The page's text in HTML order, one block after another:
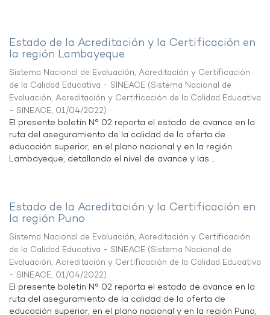
Estado de la Acreditación y la Certificación en
la región Lambayeque
Sistema Nacional de Evaluación, Acreditación y Certificación
de la Calidad Educativa - SINEACE (Sistema Nacional de
Evaluación, Acreditación y Certificación de la Calidad Educativa
- SINEACE, 01/04/2022)
El presente boletín N° 02 reporta el estado de avance en la
ruta del aseguramiento de la calidad de la oferta de
educación superior, en el plano nacional y en la región
Lambayeque, detallando el nivel de avance y las ...
Estado de la Acreditación y la Certificación en
la región Puno
Sistema Nacional de Evaluación, Acreditación y Certificación
de la Calidad Educativa - SINEACE (Sistema Nacional de
Evaluación, Acreditación y Certificación de la Calidad Educativa
- SINEACE, 01/04/2022)
El presente boletín N° 02 reporta el estado de avance en la
ruta del aseguramiento de la calidad de la oferta de
educación superior, en el plano nacional y en la región Puno,